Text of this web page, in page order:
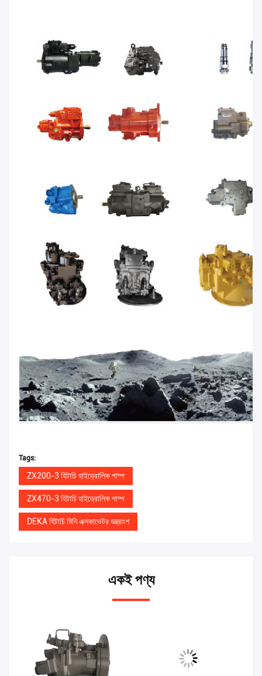
Tags:
ZX200-3 হিটাচি হাইড্রোলিক পাম্প
ZX470-3 হিটাচি হাইড্রোলিক পাম্প
DEKA হিটাচি মিনি এক্সকাভেটর যন্ত্রাংশ
একই পণ্য